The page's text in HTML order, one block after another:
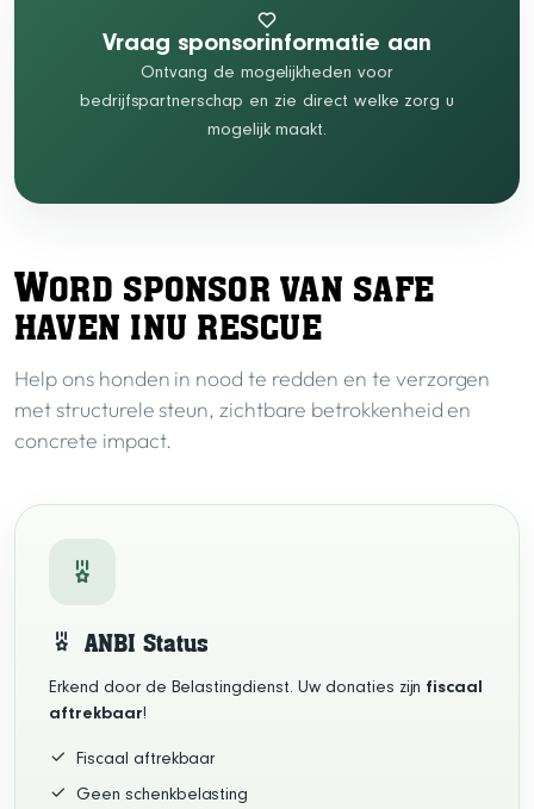
Vraag sponsorinformatie aan
Ontvang de mogelijkheden voor
bedrijfspartnerschap en zie direct welke zorg u
mogelijk maakt.
WORD SPONSOR VAN SAFE
HAVEN INU RESCUE
Help ons honden in nood te redden en te verzorgen
met structurele steun, zichtbare betrokkenheid en
concrete impact.
ANBI Status
Erkend door de Belastingdienst. Uw donaties zijn fiscaal
aftrekbaar!
Fiscaal aftrekbaar
Geen schenkbelasting